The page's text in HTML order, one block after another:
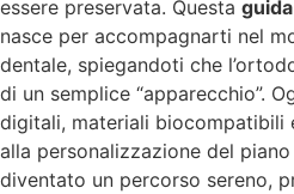
essere preservata. Questa
nasce per accompagnarti nel
dentale, spiegandoti che
di un semplice “apparecchio”.
digitali, materiali biocompatibili
alla personalizzazione del
diventato un percorso sereno,